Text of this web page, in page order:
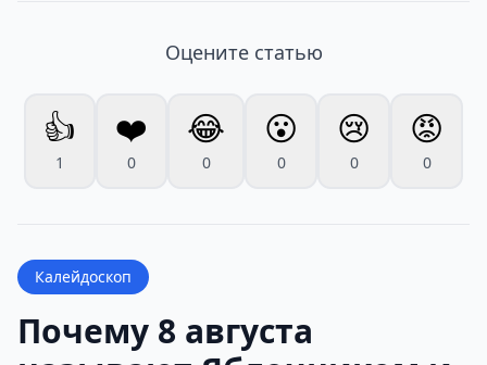
Оцените статью
👍
1
❤️
0
😂
0
😮
0
😢
0
😡
0
Калейдоскоп
Почему 8 августа